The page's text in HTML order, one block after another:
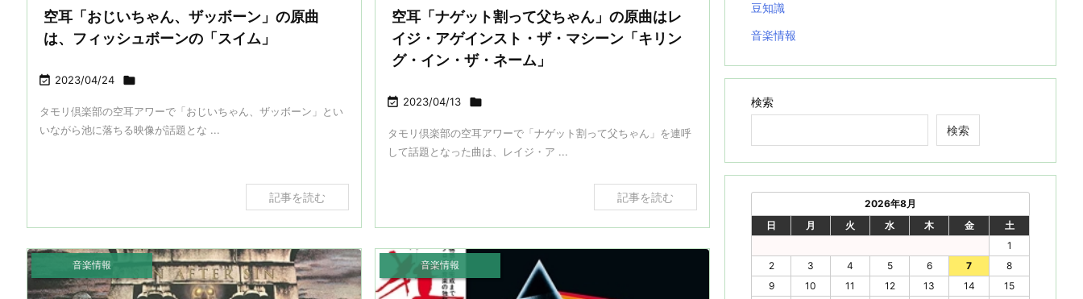
空耳「おじいちゃん、ザッボーン」の原曲
は、フィッシュボーンの「スイム」
 2023/04/24 
タモリ倶楽部の空耳アワーで「おじいちゃん、ザッボーン」とい
いながら池に落ちる映像が話題とな ...
記事を読む
空耳「ナゲット割って父ちゃん」の原曲はレ
イジ・アゲインスト・ザ・マシーン「キリン
グ・イン・ザ・ネーム」
 2023/04/13 
タモリ倶楽部の空耳アワーで「ナゲット割って父ちゃん」を連呼
して話題となった曲は、レイジ・ア ...
記事を読む
音楽情報 音楽情報
豆知識
音楽情報
検索
検索
2026年8月
日
月 火 水 木 金
土
1
2
3 4 5 6 7
8
9
10 11 12 13 14
15